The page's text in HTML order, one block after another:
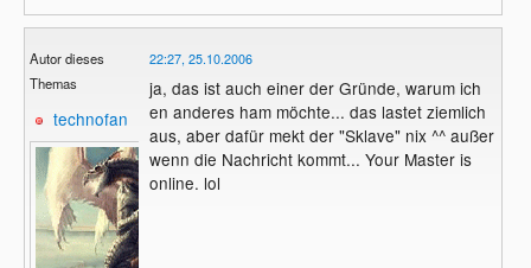
Autor dieses
Themas
technofan
22:27, 25.10.2006
ja, das ist auch einer der Gründe, warum ich
en anderes ham möchte... das lastet ziemlich
aus, aber dafür mekt der "Sklave" nix ^^ außer
wenn die Nachricht kommt... Your Master is
online. lol